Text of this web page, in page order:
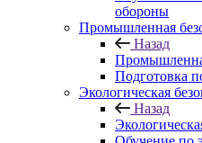
обороны
Промышленная
Назад
Подготовка
Экологическая
Назад